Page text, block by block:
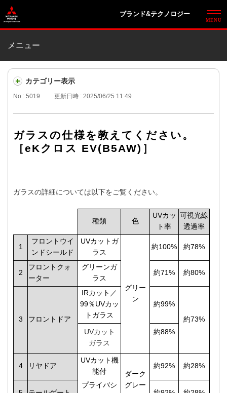
ブランド&テクノロジー
メニュー
カテゴリー表示
No : 5019 更新日時 : 2025/06/25 11:49
ガラスの仕様を教えてください。
［eKクロス EV(B5AW)］
ガラスの詳細については以下をご覧ください。
種類 色
UVカッ
ト率
可視光線
透過率
1
フロントウイ
ンドシールド
UVカットガ
ラス
グリー
ン
約100% 約78%
2
フロントクォ
ーター
グリーンガ
ラス
約71% 約80%
3 フロントドア
IRカット／
99％UVカッ
トガラス
約99%
約73%
UVカット
ガラス
約88%
4 リヤドア
UVカット機
能付
プライバシ
ダーク
グレー
約92% 約28%